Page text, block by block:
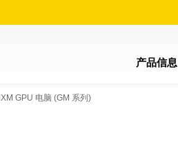
产品信息
GPU 电脑 (GM 系列)